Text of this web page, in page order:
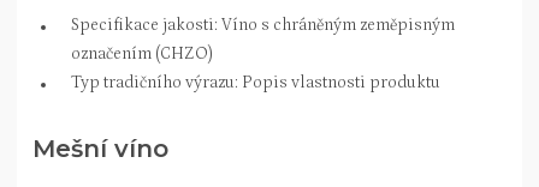
Specifikace jakosti: Víno s chráněným zeměpisným
označením (CHZO)
Typ tradičního výrazu: Popis vlastnosti produktu
Mešní víno